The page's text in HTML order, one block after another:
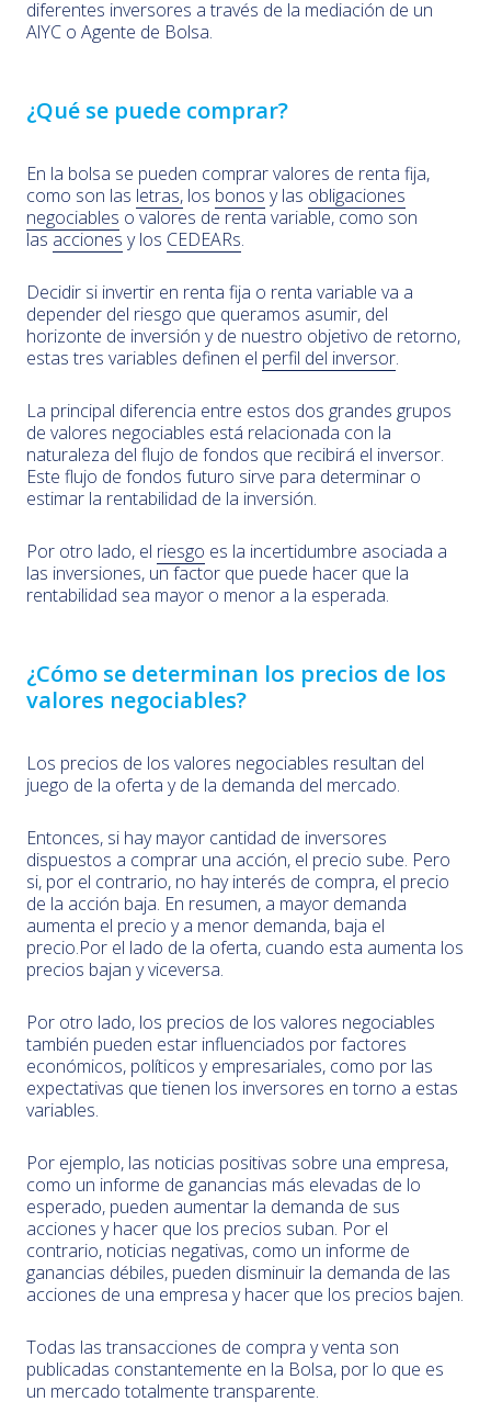
diferentes inversores a través de la mediación de un
AlYC o Agente de Bolsa.
¿Qué se puede comprar?
En la bolsa se pueden comprar valores de renta fija,
como son las letras, los bonos y las obligaciones
negociables o valores de renta variable, como son
las acciones y los CEDEARs.
Decidir si invertir en renta fija o renta variable va a
depender del riesgo que queramos asumir, del
horizonte de inversión y de nuestro objetivo de retorno,
estas tres variables definen el perfil del inversor.
La principal diferencia entre estos dos grandes grupos
de valores negociables está relacionada con la
naturaleza del flujo de fondos que recibirá el inversor.
Este flujo de fondos futuro sirve para determinar o
estimar la rentabilidad de la inversión.
Por otro lado, el riesgo es la incertidumbre asociada a
las inversiones, un factor que puede hacer que la
rentabilidad sea mayor o menor a la esperada.
¿Cómo se determinan los precios de los
valores negociables?
Los precios de los valores negociables resultan del
juego de la oferta y de la demanda del mercado.
Entonces, si hay mayor cantidad de inversores
dispuestos a comprar una acción, el precio sube. Pero
si, por el contrario, no hay interés de compra, el precio
de la acción baja. En resumen, a mayor demanda
aumenta el precio y a menor demanda, baja el
precio.Por el lado de la oferta, cuando esta aumenta los
precios bajan y viceversa.
Por otro lado, los precios de los valores negociables
también pueden estar influenciados por factores
económicos, políticos y empresariales, como por las
expectativas que tienen los inversores en torno a estas
variables.
Por ejemplo, las noticias positivas sobre una empresa,
como un informe de ganancias más elevadas de lo
esperado, pueden aumentar la demanda de sus
acciones y hacer que los precios suban. Por el
contrario, noticias negativas, como un informe de
ganancias débiles, pueden disminuir la demanda de las
acciones de una empresa y hacer que los precios bajen.
Todas las transacciones de compra y venta son
publicadas constantemente en la Bolsa, por lo que es
un mercado totalmente transparente.